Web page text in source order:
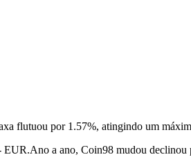
flutuou por 1.57%, atingindo um
EUR.Ano a ano, Coin98 mudou